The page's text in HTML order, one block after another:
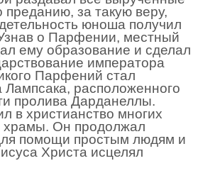
за такую веру,
юноша получил
о Парфении, местный
ему образование и сделал
императора
Парфений стал
Лампсака, расположенного
пролива Дарданеллы.
в христианство многих
храмы. Он продолжал
помощи простым людям и
Христа исцелял